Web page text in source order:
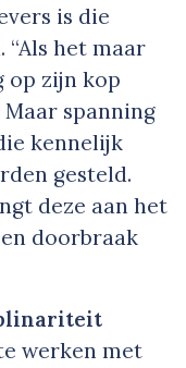
is die
“Als het maar
op zijn kop
spanning
kennelijk
gesteld.
deze aan het
doorbraak
werken met